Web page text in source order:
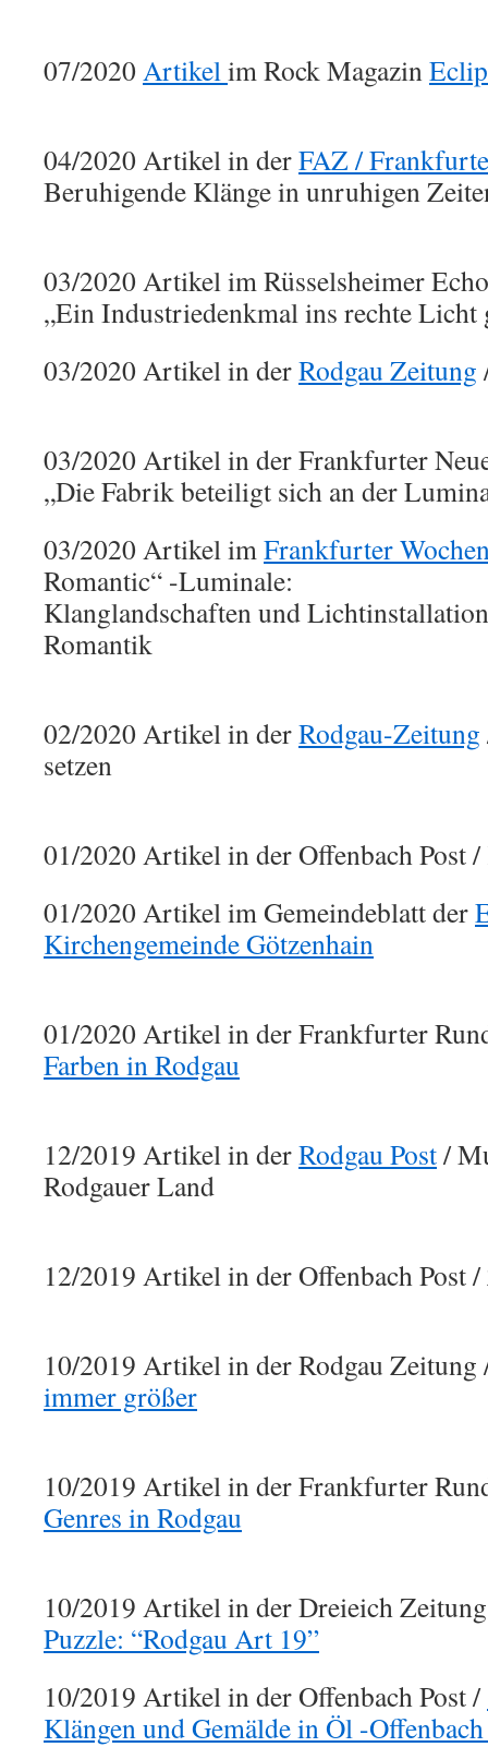
07/2020Artikelim Rock Magazin
04/2020 Artikel in derFAZ /
Beruhigende Klänge in unruhigen
03/2020 Artikel im Rüsselsheimer Echo
„Ein Industriedenkmal ins rechte Licht
03/2020 Artikel in derRodgau Zeitung
03/2020 Artikel in der Frankfurter
„Die Fabrik beteiligt sich an der
03/2020 Artikel imFrankfurter
Romantic“ -Luminale:
Klanglandschaften und
Romantik
02/2020 Artikel in derRodgau-Zeitung
setzen
01/2020 Artikel in der Offenbach Post
01/2020 Artikel im Gemeindeblatt der
Kirchengemeinde Götzenhain
01/2020 Artikel in der Frankfurter
Farben in Rodgau
12/2019 Artikel in derRodgau Post/
Rodgauer Land
12/2019 Artikel in der Offenbach Post
10/2019 Artikel in der Rodgau
immer größer
10/2019 Artikel in der Frankfurter
Genres in Rodgau
10/2019 Artikel in der Dreieich
Puzzle: “Rodgau Art 19”
10/2019 Artikel in der Offenbach Post /
Klängen und Gemälde in Öl -